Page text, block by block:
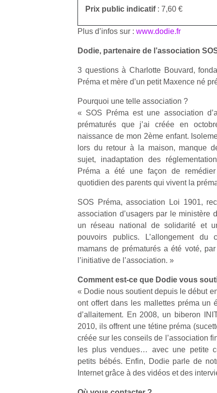
Prix public indicatif : 7,60 €
Plus d’infos sur : www.dodie.fr
Dodie, partenaire de l’association
3 questions à Charlotte Bouvard,
Préma et mère d’un petit Maxence né
Pourquoi une telle association ?
« SOS Préma est une association
prématurés que j’ai créée en
naissance de mon 2ème enfant.
lors du retour à la maison, manque
sujet, inadaptation des
Préma a été une façon de
quotidien des parents qui vivent la
SOS Préma, association Loi 1901,
association d’usagers par le ministère
un réseau national de solidarité et
pouvoirs publics. L’allongement du
mamans de prématurés a été voté,
l’initiative de l’association. »
Comment est-ce que Dodie vous
« Dodie nous soutient depuis le début
ont offert dans les mallettes préma un
d’allaitement. En 2008, un biberon
2010, ils offrent une tétine préma
créée sur les conseils de l’association
les plus vendues… avec une petite
petits bébés. Enfin, Dodie parle de
Internet grâce à des vidéos et des
nouvelle
mécanique
Les
débordent
souvent
Varier les
occupations
n’est pas
toujours
Conjuguer
divertissement,
activité
physique
apprentissage…
pour les
les petits !
vacances
et avec le
retour des
jours, c’est
l’occasion
rêvée
pour les
enfants
de…
de